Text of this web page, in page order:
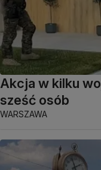
Akcja w kilku
sześć osób
WARSZAWA